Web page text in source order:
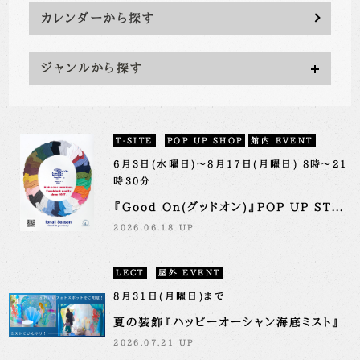
カレンダーから探す
ジャンルから探す
T-SITE POP UP SHOP 館内 EVENT
6月3日(水曜日)～8月17日(月曜日) 8時～21
時30分
『Good On(グッドオン)』POP UP ST...
2026.06.18 UP
LECT 屋外 EVENT
8月31日(月曜日)まで
夏の装飾『ハッピーオーシャン海底ミスト』
2026.07.21 UP